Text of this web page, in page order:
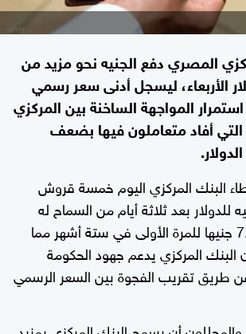
المصري دفع الجنيه نحو مزيد من
الأربعاء، ليسجل أدنى سعر رسمي
المواجهة الساخنة بين المركزي
أفاد متعاملون فيها بضعف
البنك المركزي اليوم خمسة قروش
إلى 7.34 جنيه للدولار بعد ثلاثة أيام من السماح له
بالانخفاض عن 7.14 جنيها للمرة الأولى في ستة أشهر مما
البنك المركزي يدعم جهود الحكومة
طريق تقريب الفجوة بين السعر الرسمي